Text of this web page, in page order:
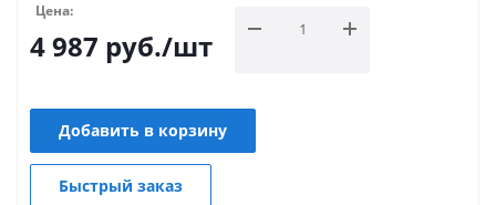
Цена:
4 987 руб./шт
Добавить в корзину
Быстрый заказ